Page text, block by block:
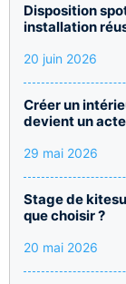
Disposition
installation
20 juin 2026
Créer un
devient un
29 mai 2026
Stage de
que choisir ?
20 mai 2026